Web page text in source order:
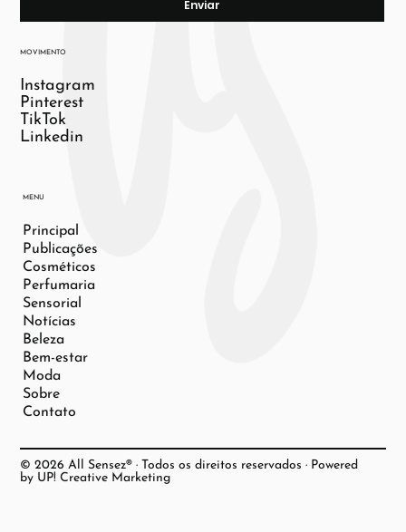
Enviar
MOVIMENTO
Instagram
Pinterest
TikTok
Linkedin
MENU
Principal
Publicações
Cosméticos
Perfumaria
Sensorial
Notícias
Beleza
Bem-estar
Moda
Sobre
Contato
© 2026 All Sensez® · Todos os direitos reservados · Powered
by UP! Creative Marketing